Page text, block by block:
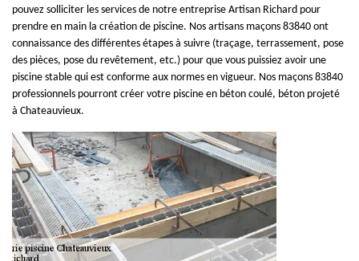
pouvez solliciter les services de notre entreprise Artisan Richard pour
prendre en main la création de piscine. Nos artisans maçons 83840 ont
connaissance des différentes étapes à suivre (traçage, terrassement, pose
des pièces, pose du revêtement, etc.) pour que vous puissiez avoir une
piscine stable qui est conforme aux normes en vigueur. Nos maçons 83840
professionnels pourront créer votre piscine en béton coulé, béton projeté
à Chateauvieux.